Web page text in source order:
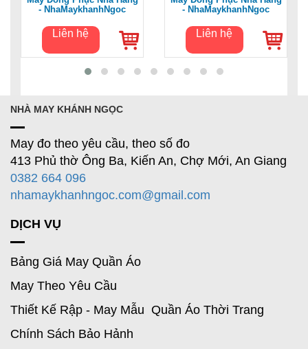
- NhaMaykhanhNgoc
Liên hệ
- NhaMaykhanhNgoc
Liên hệ
NHÀ MAY KHÁNH NGỌC
May đo theo yêu cầu, theo số đo
413 Phủ thờ Ông Ba, Kiến An, Chợ Mới, An Giang
0382 664 096
nhamaykhanhngoc.com@gmail.com
DỊCH VỤ
Bảng Giá May Quần Áo
May Theo Yêu Cầu
Thiết Kế Rập - May Mẫu Quần Áo Thời Trang
Chính Sách Bảo Hảnh